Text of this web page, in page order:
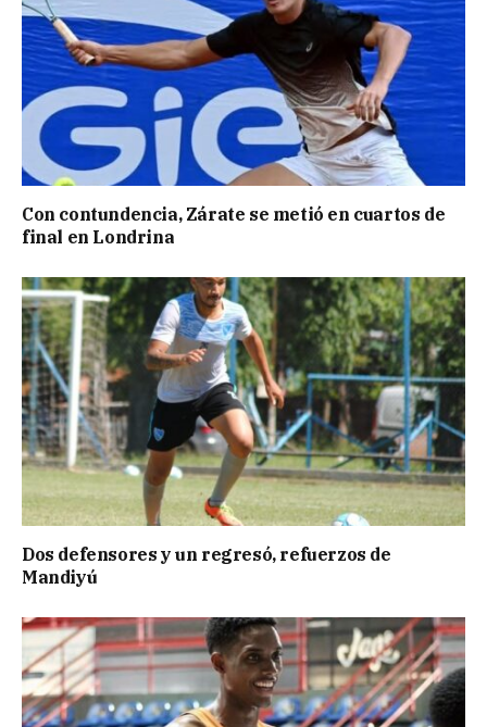
Con contundencia, Zárate se metió en cuartos de
final en Londrina
Dos defensores y un regresó, refuerzos de
Mandiyú